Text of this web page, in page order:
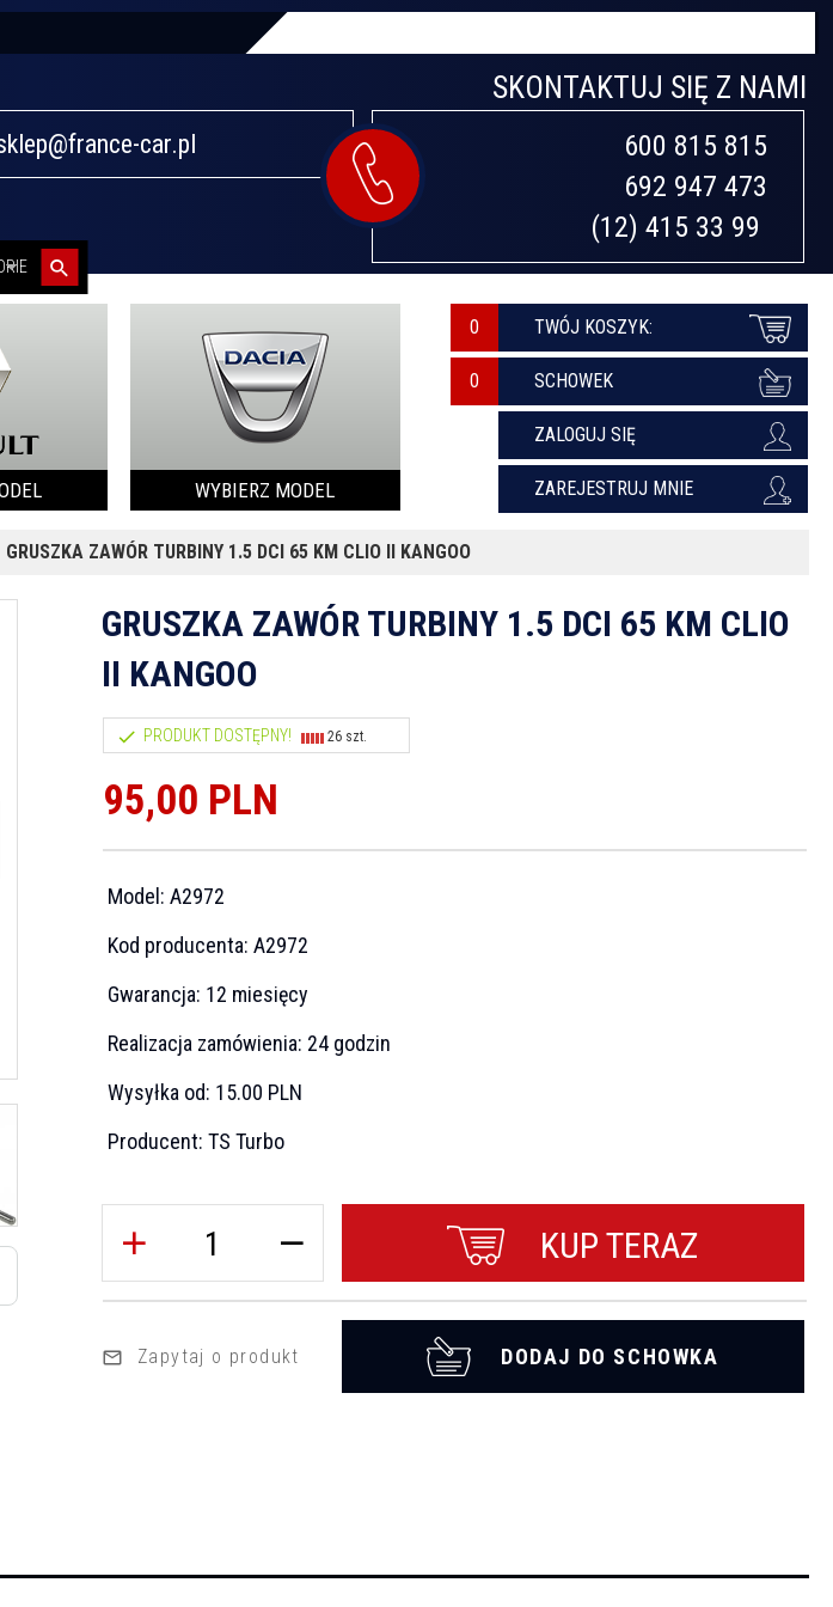
SKONTAKTUJ SIĘ Z NAMI
car.pl
600 815 815
692 947 473
(12) 415 33 99
WYBIERZ MODEL
0 TWÓJ KOSZYK:
SCHOWEK
ZALOGUJ SIĘ
ZAREJESTRUJ MNIE
GRUSZKA ZAWÓR TURBINY 1.5 DCI 65 KM CLIO II KANGOO
GRUSZKA ZAWÓR TURBINY 1.5 DCI 65 KM CLIO
II KANGOO
PRODUKT DOSTĘPNY! 26 szt.
95,00 PLN
Model: A2972
Kod producenta: A2972
Gwarancja: 12 miesięcy
Realizacja zamówienia: 24 godzin
Wysyłka od: 15.00 PLN
Producent: TS Turbo
KUP TERAZ
Zapytaj o produkt DODAJ DO SCHOWKA